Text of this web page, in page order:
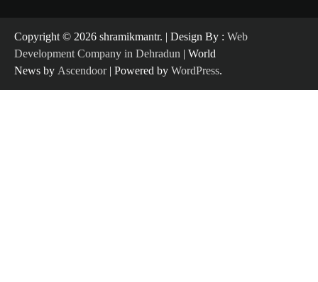
Copyright ©️ 2026 shramikmantr. | Design By : Web
Development Company in Dehradun | World
News by Ascendoor| Powered by WordPress.